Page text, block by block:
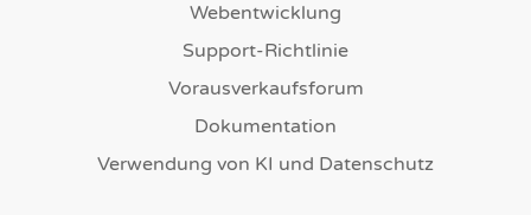
Webentwicklung
Support-Richtlinie
Vorausverkaufsforum
Dokumentation
Verwendung von KI und Datenschutz